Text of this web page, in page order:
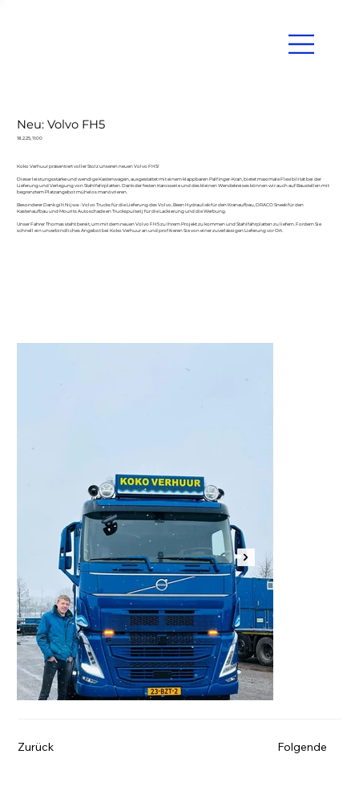
Zurück Folgende
Neu: Volvo FH5
18.2.25, 11:00
Koko Verhuur präsentiert voller Stolz unseren neuen Volvo FH5!
Dieser leistungsstarke und wendige Kastenwagen, ausgestattet mit einem klappbaren Palfinger-Kran, bietet maximale Flexibilität bei der
Lieferung und Verlegung von Stahlfahrplatten. Dank der festen Karosserie und des kleinen Wendekreises können wir auch auf Baustellen mit
begrenztem Platzangebot mühelos manövrieren.
Besonderer Dank gilt Nijwa - Volvo Trucks für die Lieferung des Volvo, Been Hydrauliek für den Kranaufbau, DRACO Sneek für den
Kastenaufbau und Mourits Autoschade en Truckspuiterij für die Lackierung und die Werbung.
Unser Fahrer Thomas steht bereit, um mit dem neuen Volvo FH5 zu Ihrem Projekt zu kommen und Stahlfahrplatten zu liefern. Fordern Sie
schnell ein unverbindliches Angebot bei Koko Verhuur an und profitieren Sie von einer zuverlässigen Lieferung vor Ort.